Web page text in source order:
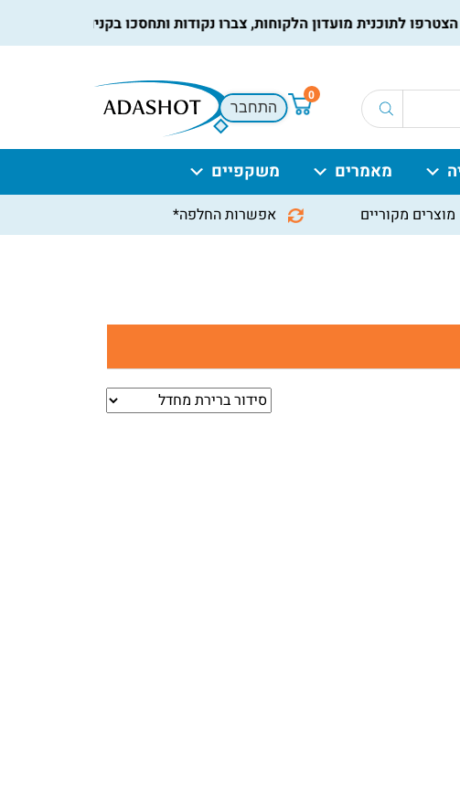
לתוכנית מועדון הלקוחות, צברו נקודות ותחסכו בקניות הבאות, למידע
0
התחבר
מאמרים משקפיים
מוצרים מקוריים אפשרות החלפה*